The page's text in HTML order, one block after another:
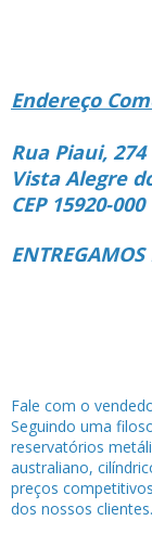
Endereço
Rua Piaui,
Vista Alegre
CEP 15920-000
Fale com o
Seguindo uma
reservatórios
australiano,
preços
dos nossos clientes.